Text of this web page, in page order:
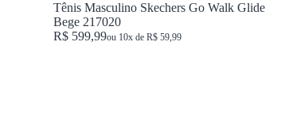
Tênis Masculino Skechers Go Walk Glide
Bege 217020
R$ 599,99ou 10x de R$ 59,99